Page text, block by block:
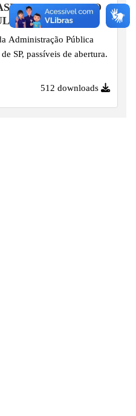
DE DADOS DO
Administração Pública
SP, passíveis de abertura.
512 downloads